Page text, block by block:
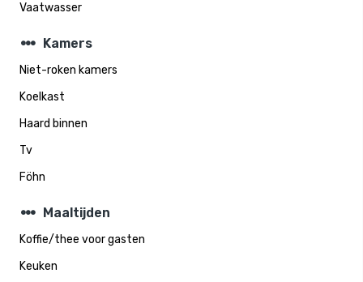
Vaatwasser
steppers Kamers
Niet-roken kamers
Koelkast
Haard binnen
Tv
Föhn
steppers Maaltijden
Koffie/thee voor gasten
Keuken